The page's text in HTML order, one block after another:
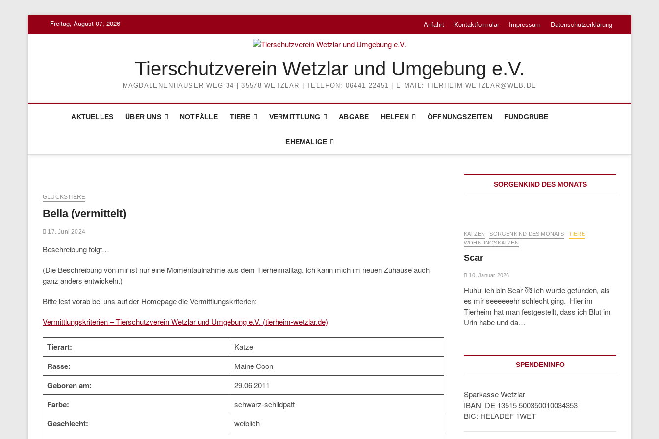
Freitag, August 07, 2026 Anfahrt Kontaktformular Impressum Datenschutzerklärung
Tierschutzverein Wetzlar und Umgebung e.V.
MAGDALENENHÄUSER WEG 34 | 35578 WETZLAR | TELEFON: 06441 22451 | E-MAIL: TIERHEIM-WETZLAR@WEB.DE
AKTUELLES ÜBER UNS NOTFÄLLE TIERE VERMITTLUNG ABGABE HELFEN ÖFFNUNGSZEITEN FUNDGRUBE
EHEMALIGE
GLÜCKSTIERE
Bella (vermittelt)
17. Juni 2024
Beschreibung folgt…
(Die Beschreibung von mir ist nur eine Momentaufnahme aus dem Tierheimalltag. Ich kann mich im neuen Zuhause auch
ganz anders entwickeln.)
Bitte lest vorab bei uns auf der Homepage die Vermittlungskriterien:
Vermittlungskriterien – Tierschutzverein Wetzlar und Umgebung e.V. (tierheim-wetzlar.de)
Tierart: Katze
Rasse: Maine Coon
Geboren am: 29.06.2011
Farbe: schwarz-schildpatt
Geschlecht: weiblich
SORGENKIND DES MONATS
KATZEN SORGENKIND DES MONATS
TIERE
WOHNUNGSKATZEN
Scar
10. Januar 2026
Huhu, ich bin Scar 🥰 Ich wurde gefunden, als
es mir seeeeeehr schlecht ging. Hier im
Tierheim hat man festgestellt, dass ich Blut im
Urin habe und da…
SPENDENINFO
Sparkasse Wetzlar
IBAN: DE 13515 500350010034353
BIC: HELADEF 1WET